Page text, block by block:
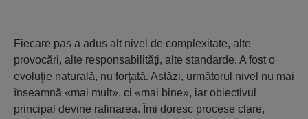
Fiecare pas a adus alt nivel de complexitate, alte
provocări, alte responsabilităţi, alte standarde. A fost o
evoluţie naturală, nu forţată. Astăzi, următorul nivel nu mai
înseamnă «mai mult», ci «mai bine», iar obiectivul
principal devine rafinarea. Îmi doresc procese clare,